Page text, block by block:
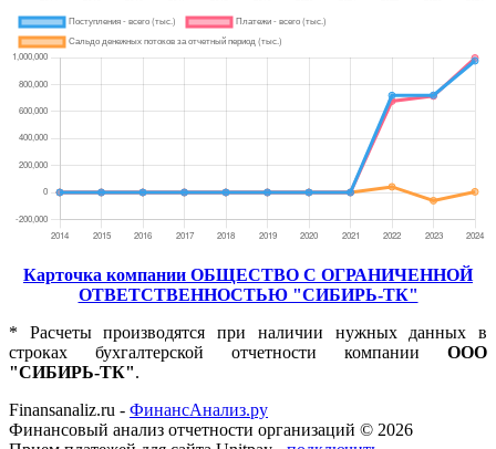
Карточка компании ОБЩЕСТВО С ОГРАНИЧЕННОЙ
ОТВЕТСТВЕННОСТЬЮ "СИБИРЬ-ТК"
* Расчеты производятся при наличии нужных данных в
строках бухгалтерской отчетности компании ООО
"СИБИРЬ-ТК".
Finansanaliz.ru - ФинанcАнализ.ру
Финансовый анализ отчетности организаций © 2026